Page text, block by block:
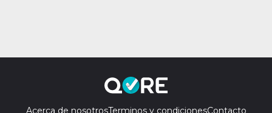
Acerca de nosotrosTerminos y condicionesContacto